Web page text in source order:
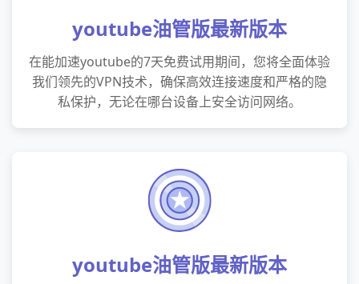
youtube油管版最新版本
在能加速youtube的7天免费试用期间，您将全面体验
我们领先的VPN技术，确保高效连接速度和严格的隐
私保护，无论在哪台设备上安全访问网络。
youtube油管版最新版本